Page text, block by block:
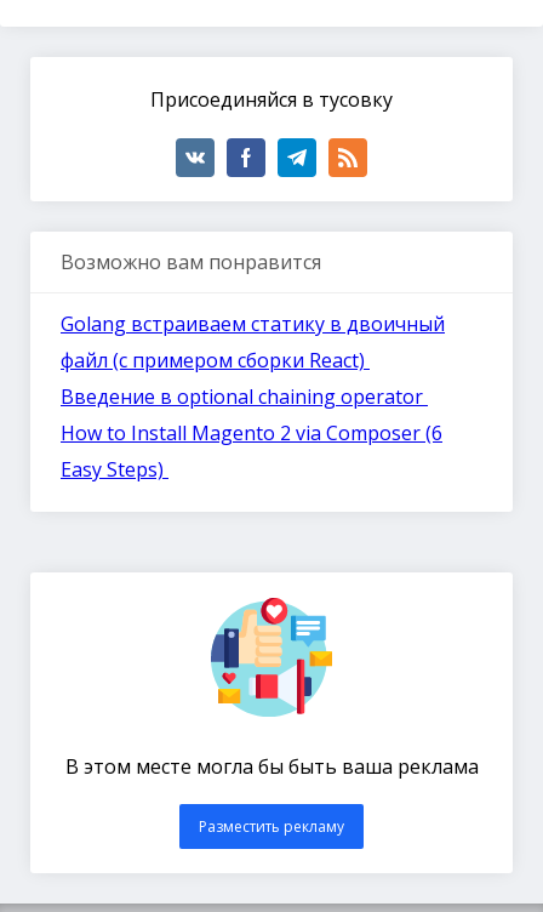
Присоединяйся в тусовку
Возможно вам понравится
Golang встраиваем статику в двоичный
файл (с примером сборки React)
Введение в optional chaining operator
How to Install Magento 2 via Composer (6
Easy Steps)
В этом месте могла бы быть ваша реклама
Разместить рекламу